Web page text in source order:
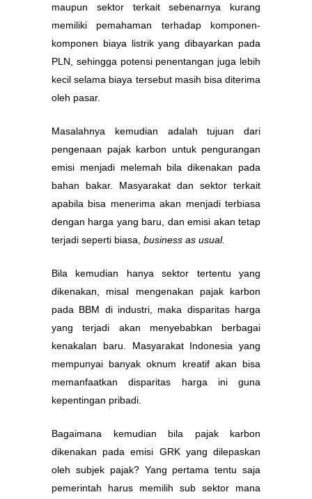
maupun sektor terkait sebenarnya kurang
memiliki pemahaman terhadap komponen-
komponen biaya listrik yang dibayarkan pada
PLN, sehingga potensi penentangan juga lebih
kecil selama biaya tersebut masih bisa diterima
oleh pasar.
Masalahnya kemudian adalah tujuan dari
pengenaan pajak karbon untuk pengurangan
emisi menjadi melemah bila dikenakan pada
bahan bakar. Masyarakat dan sektor terkait
apabila bisa menerima akan menjadi terbiasa
dengan harga yang baru, dan emisi akan tetap
terjadi seperti biasa, business as usual.
Bila kemudian hanya sektor tertentu yang
dikenakan, misal mengenakan pajak karbon
pada BBM di industri, maka disparitas harga
yang terjadi akan menyebabkan berbagai
kenakalan baru. Masyarakat Indonesia yang
mempunyai banyak oknum kreatif akan bisa
memanfaatkan disparitas harga ini guna
kepentingan pribadi.
Bagaimana kemudian bila pajak karbon
dikenakan pada emisi GRK yang dilepaskan
oleh subjek pajak? Yang pertama tentu saja
pemerintah harus memilih sub sektor mana